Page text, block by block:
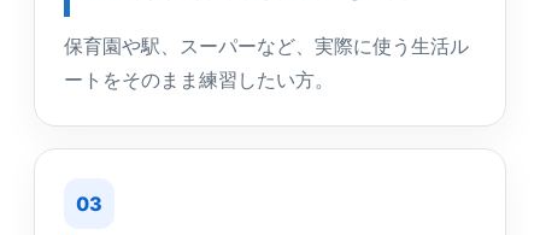
保育園や駅、スーパーなど、実際に使う生活ル
ートをそのまま練習したい方。
03